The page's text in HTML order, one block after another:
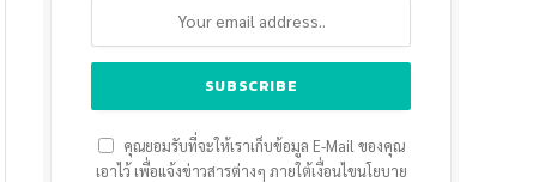
คุณยอมรับที่จะให้เราเก็บข้อมูล E-Mail ของคุณ
เอาไว้ เพื่อแจ้งข่าวสารต่างๆ ภายใต้เงื่อนไขนโยบาย